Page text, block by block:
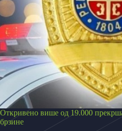
Откривено више од 19.000
брзине